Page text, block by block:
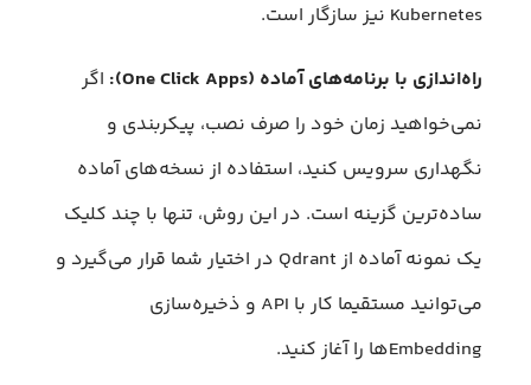
Kubernetes نیز سازگار است.
راه‌اندازی با برنامه‌های آماده (One Click Apps):
اگر
نمی‌خواهید زمان خود را صرف نصب، پیکربندی و
نگهداری سرویس کنید، استفاده از نسخه‌های آماده
ساده‌ترین گزینه است. در این روش، تنها با چند کلیک
یک نمونه آماده از Qdrant در اختیار شما قرار می‌گیرد و
می‌توانید مستقیما کار با API و ذخیره‌سازی
Embeddingها را آغاز کنید.